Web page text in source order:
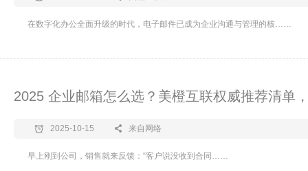
在数字化办公全面升级的时代，电子邮件已成为企业沟通与管理的核……
2025 企业邮箱怎么选？美橙互联权威推荐清单
2025-10-15 来自网络
​早上刚到公司，销售就来反馈：“客户说没收到合同……